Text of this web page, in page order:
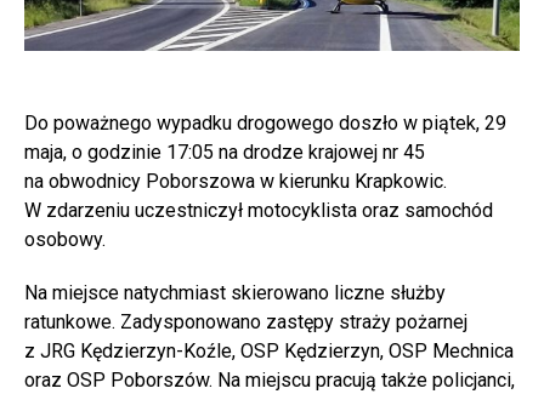
Do poważnego wypadku drogowego doszło w piątek, 29
maja, o godzinie 17:05 na drodze krajowej nr 45
na obwodnicy Poborszowa w kierunku Krapkowic.
W zdarzeniu uczestniczył motocyklista oraz samochód
osobowy.
Na miejsce natychmiast skierowano liczne służby
ratunkowe. Zadysponowano zastępy straży pożarnej
z JRG Kędzierzyn-Koźle, OSP Kędzierzyn, OSP Mechnica
oraz OSP Poborszów. Na miejscu pracują także policjanci,